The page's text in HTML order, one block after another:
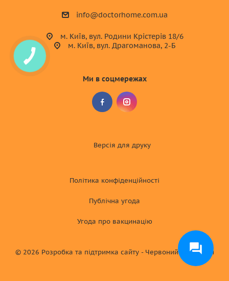
info@doctorhome.com.ua
м. Київ, вул. Родини Крістерів 18/6
м. Київ, вул. Драгоманова, 2-Б
Ми в соцмережах
Версія для друку
Політика конфіденційності
Публічна угода
Угода про вакцинацію
© 2026 Розробка та підтримка сайту - Червоний хамелеон